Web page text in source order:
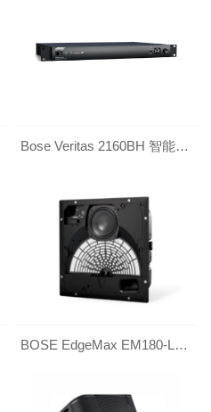
Bose Veritas 2160BH 智能混音功放
BOSE EdgeMax EM180-LP 边界投射型吸顶扬声器